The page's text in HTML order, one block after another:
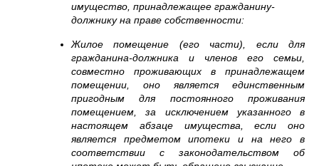
имущество, принадлежащее гражданину-
должнику на праве собственности:
Жилое помещение (его части), если для
гражданина-должника и членов его семьи,
совместно проживающих в принадлежащем
помещении, оно является единственным
пригодным для постоянного проживания
помещением, за исключением указанного в
настоящем абзаце имущества, если оно
является предметом ипотеки и на него в
соответствии с законодательством об